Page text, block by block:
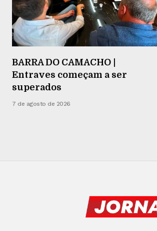
BARRA DO CAMACHO |
Entraves começam a ser
superados
7 de agosto de 2026